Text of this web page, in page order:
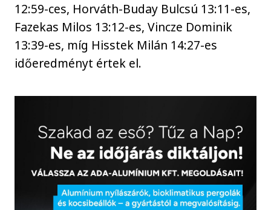
12:59-ces, Horváth-Buday Bulcsú 13:11-es,
Fazekas Milos 13:12-es, Vincze Dominik
13:39-es, míg Hisstek Milán 14:27-es
időeredményt értek el.